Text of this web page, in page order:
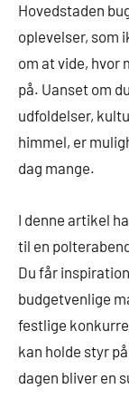
Hovedstaden
oplevelser, som
om at vide, hvor
på. Uanset om
udfoldelser,
himmel, er
dag mange.
I denne artikel
til en
Du får
budgetvenlige
festlige
kan holde styr
dagen bliver en